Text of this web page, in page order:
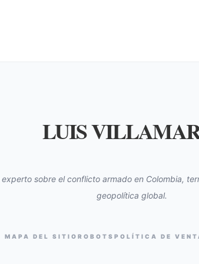
LUIS
experto sobre el conflicto armado en Colombia,
geopolítica global.
MAPA DEL SITIO ROBOTS POLÍTICA DE